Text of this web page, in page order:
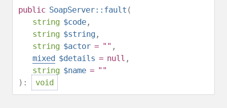
public SoapServer::fault (
string $code ,
string $string ,
string $actor = "" ,
mixed $details = null ,
string $name = ""
):
void